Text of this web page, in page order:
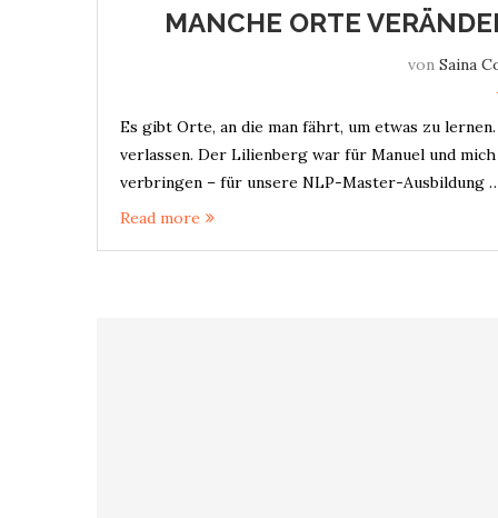
MANCHE ORTE
von Saina
Es gibt Orte, an die man fährt, um etwas zu
verlassen. Der Lilienberg war für Manuel und
verbringen – für unsere NLP-Master-Ausbildung
Read more